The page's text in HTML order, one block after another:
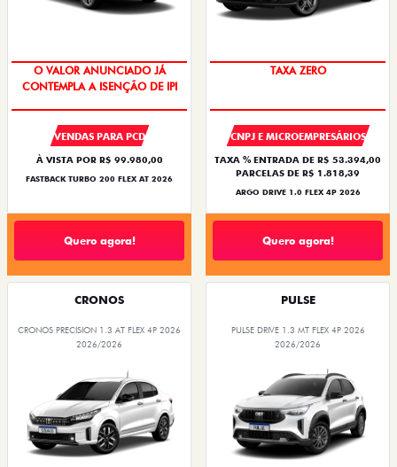
O VALOR ANUNCIADO JÁ
CONTEMPLA A ISENÇÃO DE IPI
VENDAS PARA PCD
À VISTA POR R$ 99.980,00
FASTBACK TURBO 200 FLEX AT 2026
Quero agora!
TAXA ZERO
CNPJ E MICROEMPRESÁRIOS
TAXA % ENTRADA DE R$ 53.394,00
PARCELAS DE R$ 1.818,39
ARGO DRIVE 1.0 FLEX 4P 2026
Quero agora!
CRONOS
CRONOS PRECISION 1.3 AT FLEX 4P 2026
2026/2026
PULSE
PULSE DRIVE 1.3 MT FLEX 4P 2026
2026/2026